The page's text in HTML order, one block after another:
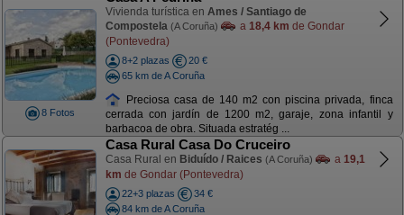
8 Fotos
Vivienda turística en Ames / Santiago de
Compostela (A Coruña) a 18,4 km de Gondar
(Pontevedra)
8+2 plazas
20 €
65 km de A Coruña
Preciosa casa de 140 m2 con piscina privada, finca
cerrada con jardín de 1200 m2, garaje, zona infantil y
barbacoa de obra. Situada estratég ...
Casa Rural Casa Do Cruceiro
Casa Rural en Biduído / Raices (A Coruña) a 19,1
km de Gondar (Pontevedra)
22+3 plazas
34 €
84 km de A Coruña